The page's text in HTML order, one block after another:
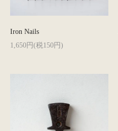
Iron Nails
1,650円(税150円)